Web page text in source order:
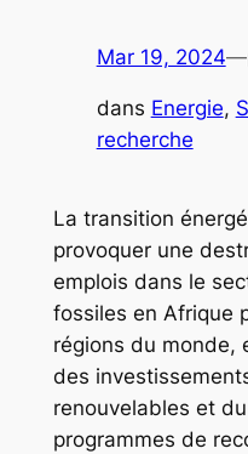
Mar 19, 2024—
dans Energie,
recherche
La transition
provoquer une
emplois dans le
fossiles en Afrique
régions du monde,
des
renouvelables et
programmes de